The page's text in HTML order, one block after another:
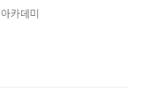
카데미